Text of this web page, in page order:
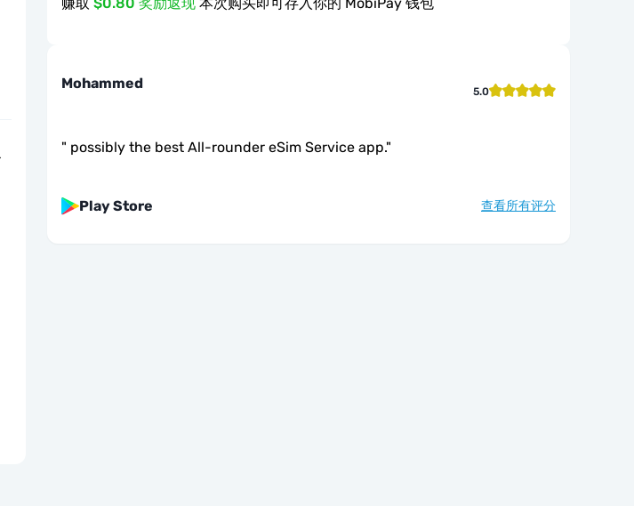
Mohammed 5.0
" possibly the best All-rounder eSim Service app."
Play Store 查看所有评分